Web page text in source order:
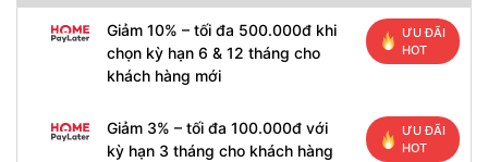
Giảm 10% – tối đa 500.000đ khi
chọn kỳ hạn 6 & 12 tháng cho
khách hàng mới
ƯU ĐÃI
HOT
Giảm 3% – tối đa 100.000đ với
kỳ hạn 3 tháng cho khách hàng
ƯU ĐÃI
HOT